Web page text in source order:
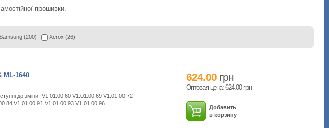
прошивки.
(200) Xerox (26)
1640
до зміни: V1.01.00.60 V1.01.00.69 V1.01.00.72
V1.01.00.91 V1.01.00.93 V1.01.00.96
624.00 грн
Оптовая цена: 624.00 грн
Добавить
в корзину